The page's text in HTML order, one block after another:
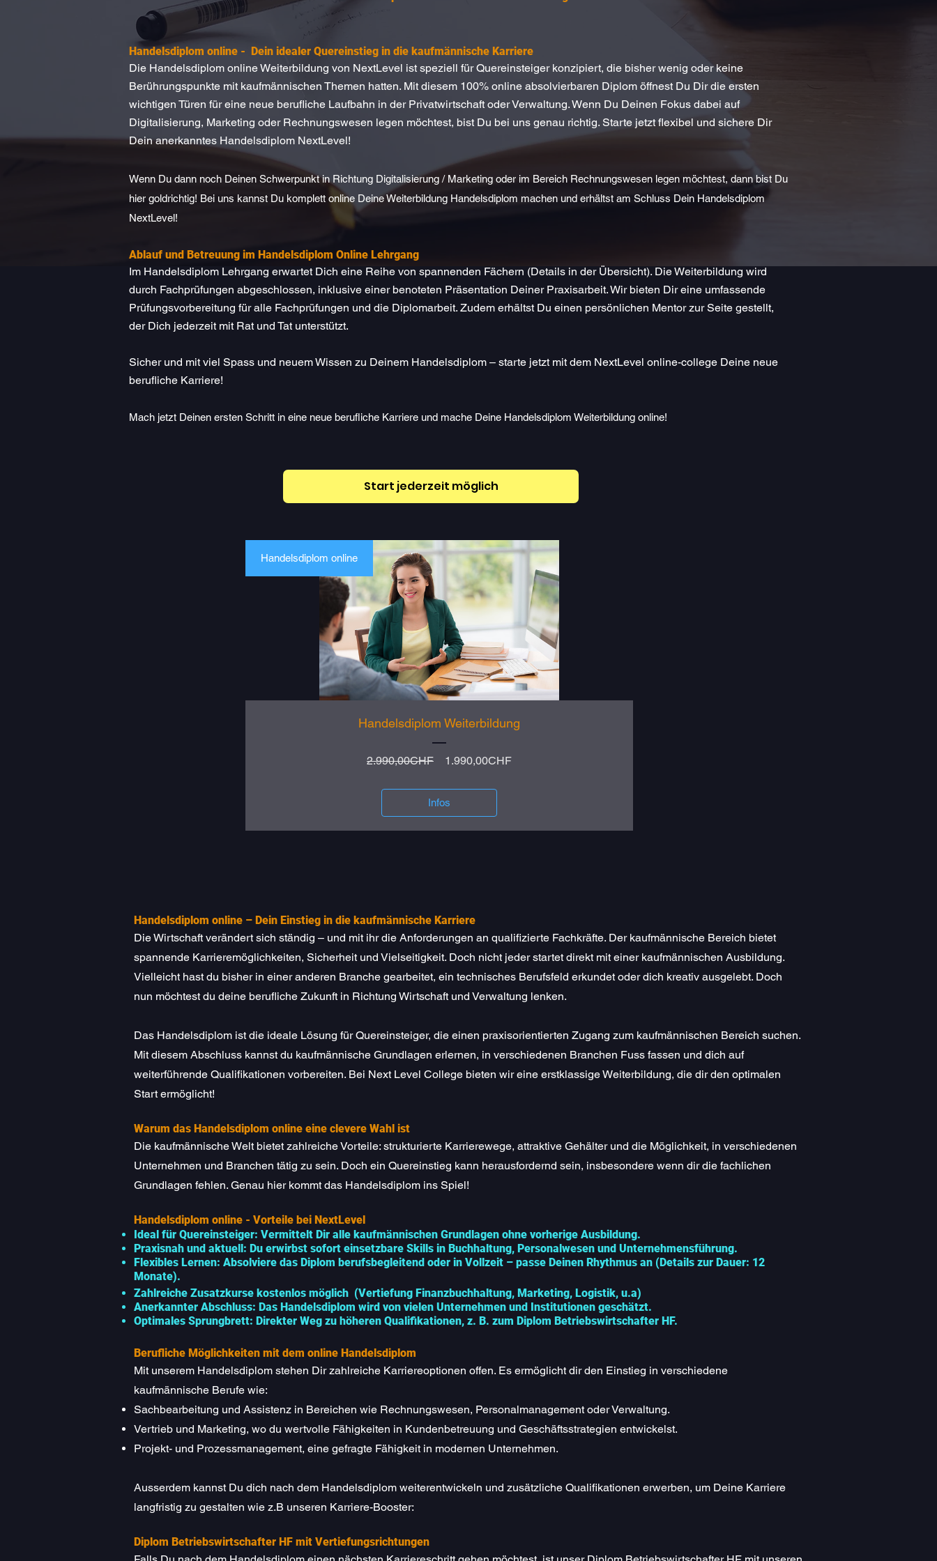
Handelsdiplom online - Dein idealer Quereinstieg in die kaufmännische Karriere
Die Handelsdiplom online Weiterbildung von NextLevel ist speziell für Quereinsteiger konzipiert, die bisher wenig oder keine
Berührungspunkte mit kaufmännischen Themen hatten. Mit diesem 100% online absolvierbaren Diplom öffnest Du Dir die ersten
wichtigen Türen für eine neue berufliche Laufbahn in der Privatwirtschaft oder Verwaltung. Wenn Du Deinen Fokus dabei auf
Digitalisierung, Marketing oder Rechnungswesen legen möchtest, bist Du bei uns genau richtig. Starte jetzt flexibel und sichere Dir
Dein anerkanntes Handelsdiplom NextLevel!
Wenn Du dann noch Deinen Schwerpunkt in Richtung Digitalisierung / Marketing oder im Bereich Rechnungswesen legen möchtest, dann bist Du
hier goldrichtig! Bei uns kannst Du komplett online Deine Weiterbildung Handelsdiplom machen und erhältst am Schluss Dein Handelsdiplom
NextLevel!
Ablauf und Betreuung im Handelsdiplom Online Lehrgang
Im Handelsdiplom Lehrgang erwartet Dich eine Reihe von spannenden Fächern (Details in der Übersicht). Die Weiterbildung wird
durch Fachprüfungen abgeschlossen, inklusive einer benoteten Präsentation Deiner Praxisarbeit. Wir bieten Dir eine umfassende
Prüfungsvorbereitung für alle Fachprüfungen und die Diplomarbeit. Zudem erhältst Du einen persönlichen Mentor zur Seite gestellt,
der Dich jederzeit mit Rat und Tat unterstützt.
Sicher und mit viel Spass und neuem Wissen zu Deinem Handelsdiplom – starte jetzt mit dem NextLevel online-college Deine neue
berufliche Karriere!
Mach jetzt Deinen ersten Schritt in eine neue berufliche Karriere und mache Deine Handelsdiplom Weiterbildung online!
Start jederzeit möglich
Handelsdiplom online
Handelsdiplom Weiterbildung
2.990,00CHF Standardpreis
1.990,00CHFSale-
Infos
Handelsdiplom online – Dein Einstieg in die kaufmännische Karriere
Die Wirtschaft verändert sich ständig – und mit ihr die Anforderungen an qualifizierte Fachkräfte. Der kaufmännische Bereich bietet
spannende Karrieremöglichkeiten, Sicherheit und Vielseitigkeit. Doch nicht jeder startet direkt mit einer kaufmännischen Ausbildung.
Vielleicht hast du bisher in einer anderen Branche gearbeitet, ein technisches Berufsfeld erkundet oder dich kreativ ausgelebt. Doch
nun möchtest du deine berufliche Zukunft in Richtung Wirtschaft und Verwaltung lenken.
Das Handelsdiplom ist die ideale Lösung für Quereinsteiger, die einen praxisorientierten Zugang zum kaufmännischen Bereich suchen.
Mit diesem Abschluss kannst du kaufmännische Grundlagen erlernen, in verschiedenen Branchen Fuss fassen und dich auf
weiterführende Qualifikationen vorbereiten. Bei Next Level College bieten wir eine erstklassige Weiterbildung, die dir den optimalen
Start ermöglicht!
Warum das Handelsdiplom online eine clevere Wahl ist
Die kaufmännische Welt bietet zahlreiche Vorteile: strukturierte Karrierewege, attraktive Gehälter und die Möglichkeit, in verschiedenen
Unternehmen und Branchen tätig zu sein. Doch ein Quereinstieg kann herausfordernd sein, insbesondere wenn dir die fachlichen
Grundlagen fehlen. Genau hier kommt das Handelsdiplom ins Spiel!
Handelsdiplom online - Vorteile bei NextLevel
Ideal für Quereinsteiger: Vermittelt Dir alle kaufmännischen Grundlagen ohne vorherige Ausbildung.
Praxisnah und aktuell: Du erwirbst sofort einsetzbare Skills in Buchhaltung, Personalwesen und Unternehmensführung.
Flexibles Lernen: Absolviere das Diplom berufsbegleitend oder in Vollzeit – passe Deinen Rhythmus an (Details zur Dauer: 12
Monate).
Zahlreiche Zusatzkurse kostenlos möglich (Vertiefung Finanzbuchhaltung, Marketing, Logistik, u.a)
Anerkannter Abschluss: Das Handelsdiplom wird von vielen Unternehmen und Institutionen geschätzt.
Optimales Sprungbrett: Direkter Weg zu höheren Qualifikationen, z. B. zum Diplom Betriebswirtschafter HF.
Berufliche Möglichkeiten mit dem online Handelsdiplom
Mit unserem Handelsdiplom stehen Dir zahlreiche Karriereoptionen offen. Es ermöglicht dir den Einstieg in verschiedene
kaufmännische Berufe wie:
Sachbearbeitung und Assistenz in Bereichen wie Rechnungswesen, Personalmanagement oder Verwaltung.
Vertrieb und Marketing, wo du wertvolle Fähigkeiten in Kundenbetreuung und Geschäftsstrategien entwickelst.
Projekt- und Prozessmanagement, eine gefragte Fähigkeit in modernen Unternehmen.
Ausserdem kannst Du dich nach dem Handelsdiplom weiterentwickeln und zusätzliche Qualifikationen erwerben, um Deine Karriere
langfristig zu gestalten wie z.B unseren Karriere-Booster:
Diplom Betriebswirtschafter HF mit Vertiefungsrichtungen